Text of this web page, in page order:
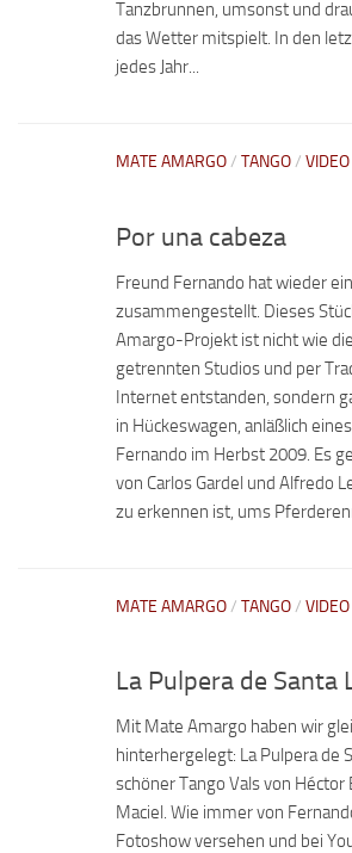
Tanzbrunnen, umsonst und
das Wetter mitspielt. In den
jedes Jahr...
MATE AMARGO/ TANGO/ VIDEO
Por una cabeza
Freund Fernando hat wieder
zusammengestellt. Dieses
Amargo-Projekt ist nicht wie
getrennten Studios und per
Internet entstanden, sondern
in Hückeswagen, anläßlich
Fernando im Herbst 2009. Es
von Carlos Gardel und Alfredo
zu erkennen ist, ums
MATE AMARGO/ TANGO/ VIDEO
La Pulpera de Santa
Mit Mate Amargo haben wir
hinterhergelegt: La Pulpera de
schöner Tango Vals von
Maciel. Wie immer von
Fotoshow versehen und bei